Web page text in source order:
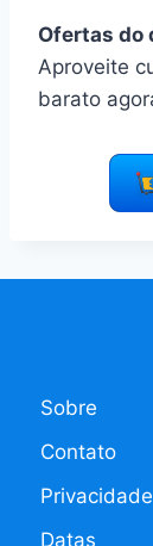
Ofertas do
Aproveite
barato
Sobre
Contato
Privacidade
Datas